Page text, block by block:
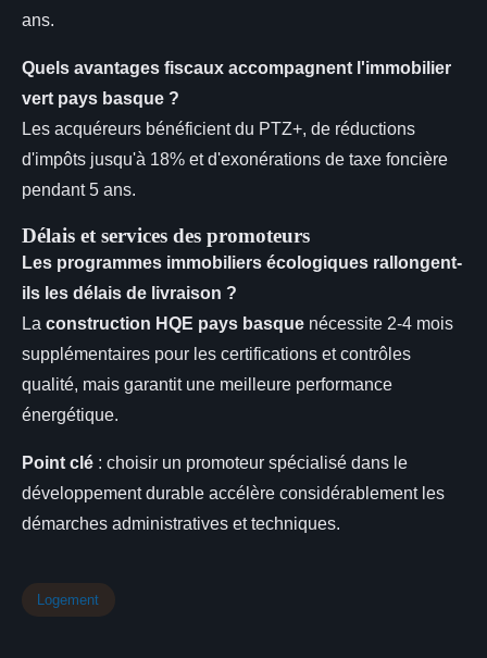
ans.
Quels avantages fiscaux accompagnent l'immobilier
vert pays basque ?
Les acquéreurs bénéficient du PTZ+, de réductions
d'impôts jusqu'à 18% et d'exonérations de taxe foncière
pendant 5 ans.
Délais et services des promoteurs
Les programmes immobiliers écologiques rallongent-
ils les délais de livraison ?
La construction HQE pays basque nécessite 2-4 mois
supplémentaires pour les certifications et contrôles
qualité, mais garantit une meilleure performance
énergétique.
Point clé : choisir un promoteur spécialisé dans le
développement durable accélère considérablement les
démarches administratives et techniques.
Logement